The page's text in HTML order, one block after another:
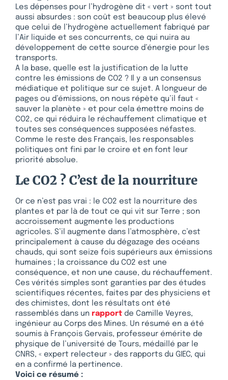
Les dépenses pour l’hydrogène dit « vert » sont tout
aussi absurdes : son coût est beaucoup plus élevé
que celui de l’hydrogène actuellement fabriqué par
l’Air liquide et ses concurrents, ce qui nuira au
développement de cette source d’énergie pour les
transports.
A la base, quelle est la justification de la lutte
contre les émissions de CO2 ? Il y a un consensus
médiatique et politique sur ce sujet. A longueur de
pages ou d’émissions, on nous répète qu’il faut «
sauver la planète » et pour cela émettre moins de
CO2, ce qui réduira le réchauffement climatique et
toutes ses conséquences supposées néfastes.
Comme le reste des Français, les responsables
politiques ont fini par le croire et en font leur
priorité absolue.
Le CO2 ? C’est de la nourriture
Or ce n’est pas vrai : le CO2 est la nourriture des
plantes et par là de tout ce qui vit sur Terre ; son
accroissement augmente les productions
agricoles. S’il augmente dans l’atmosphère, c’est
principalement à cause du dégazage des océans
chauds, qui sont seize fois supérieurs aux émissions
humaines ; la croissance du CO2 est une
conséquence, et non une cause, du réchauffement.
Ces vérités simples sont garanties par des études
scientifiques récentes, faites par des physiciens et
des chimistes, dont les résultats ont été
rassemblés dans un rapport de Camille Veyres,
ingénieur au Corps des Mines. Un résumé en a été
soumis à François Gervais, professeur émérite de
physique de l’université de Tours, médaillé par le
CNRS, « expert relecteur » des rapports du GIEC, qui
en a confirmé la pertinence.
Voici ce résumé :